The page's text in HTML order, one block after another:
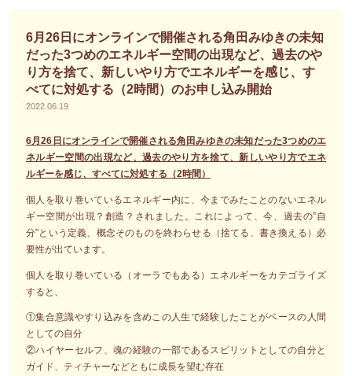
6月26日にオンラインで開催される角田みゆきの未知
だった3つめのエネルギー空間の出現など、過去のや
り方を捨て、新しいやり方でエネルギーを感じ、す
べてに対処する（2時間）のお申し込み開始
2022.06.19
6月26日にオンラインで開催される角田みゆきの未知だった3つめのエ
ネルギー空間の出現など、過去のやり方を捨て、新しいやり方でエネ
ルギーを感じ、すべてに対処する（2時間）
個人を取り巻いているエネルギー内に、今までみたことのないエネル
ギー空間が出現？創造？されました。これによって、今、過去の”自
分”という定義、概念そのものを終わらせる（捨てる、書き換える）必
要性が出ています。
個人を取り巻いている（オーラでもある）エネルギーをカテゴライズ
すると、
①集合意識やすり込みを含めこの人生で経験したことがベースの人間
としての自分
②ハイヤーセルフ、魂の経験の一部であるスピリットとしての自分と
ガイド、ティチャーなどともに成長を望む存在